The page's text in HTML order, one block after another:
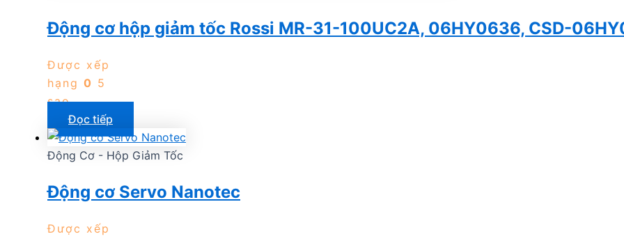
Động cơ hộp giảm tốc Rossi MR-31-100UC2A, 06HY0636, CSD-
Được xếp
hạng 0 5
sao
Đọc tiếp
Động Cơ - Hộp Giảm Tốc
Động cơ Servo Nanotec
Được xếp